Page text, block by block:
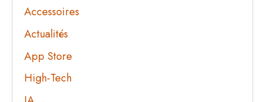
Accessoires
Actualités
App Store
High-Tech